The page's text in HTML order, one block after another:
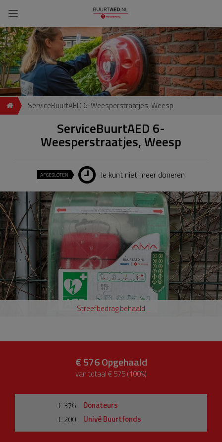
ServiceBuurtAED 6-Weesperstraatjes, Weesp
ServiceBuurtAED 6-
Weesperstraatjes, Weesp
AFGESLOTEN Je kunt niet meer doneren
Streefbedrag behaald
€ 576Opgehaald
van totaal € 575 (100%)
€ 376
Donateurs
€ 200
Univé Buurtfonds